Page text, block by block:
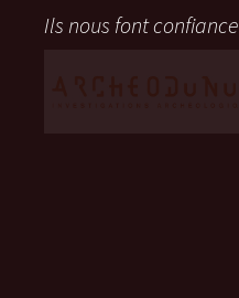
Ils nous font confiance